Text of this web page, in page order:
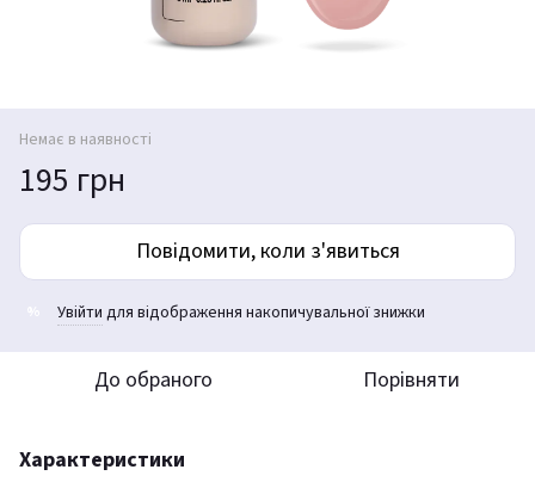
Немає в наявності
195 грн
Повідомити, коли з'явиться
Увійти для відображення накопичувальної знижки
До обраного Порівняти
Характеристики